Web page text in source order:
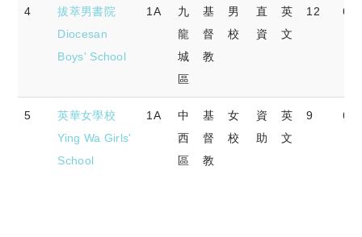
4
拔萃男書院
Diocesan
Boys' School
1A
九
龍
城
區
基
督
教
男
校
直
資
英
文
12
5
英華女學校
Ying Wa Girls'
School
1A
中
西
區
基
督
教
女
校
資
助
英
文
9